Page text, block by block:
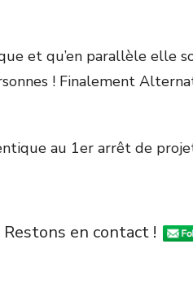
et qu’en parallèle elle
! Finalement
au 1er arrêt de
Restons en contact !